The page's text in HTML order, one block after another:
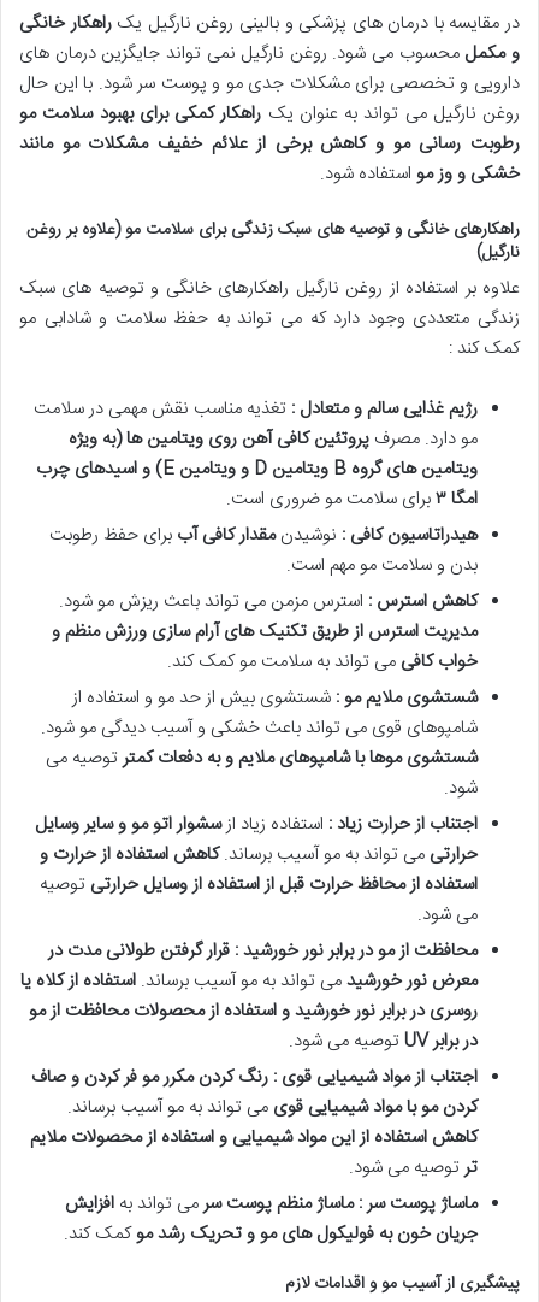
در مقایسه با درمان های پزشکی و بالینی روغن نارگیل یکراهکار خانگی
و مکمل محسوب می شود. روغن نارگیل نمی تواند جایگزین درمان های
دارویی و تخصصی برای مشکلات جدی مو و پوست سر شود. با این حال
روغن نارگیل می تواند به عنوان یک راهکار کمکی برای بهبود سلامت مو
رطوبت رسانی مو و کاهش برخی از علائم خفیف مشکلات مو مانند
خشکی و وز مو استفاده شود.
راهکارهای خانگی و توصیه های سبک زندگی برای سلامت مو (علاوه بر روغن
نارگیل)
علاوه بر استفاده از روغن نارگیل راهکارهای خانگی و توصیه های سبک
زندگی متعددی وجود دارد که می تواند به حفظ سلامت و شادابی مو
کمک کند :
رژیم غذایی سالم و متعادل : تغذیه مناسب نقش مهمی در سلامت
مو دارد. مصرف پروتئین کافی آهن روی ویتامین ها(به ویژه
ویتامین های گروه
ویتامین و ویتامین
و اسیدهای چرب
امگا۳برای سلامت مو ضروری است.
هیدراتاسیون کافی : نوشیدنمقدار کافی آب برای حفظ رطوبت
بدن و سلامت مو مهم است.
کاهش استرس : استرس مزمن می تواند باعث ریزش مو شود.
مدیریت استرس از طریق تکنیک های آرام سازی ورزش منظم و
خواب کافی می تواند به سلامت مو کمک کند.
شستشوی ملایم مو : شستشوی بیش از حد مو و استفاده از
شامپوهای قوی می تواند باعث خشکی و آسیب دیدگی مو شود.
شستشوی موها با شامپوهای ملایم و به دفعات کمتر توصیه می
شود.
اجتناب از حرارت زیاد : استفاده زیاد ازسشوار اتو مو و سایر وسایل
حرارتی می تواند به مو آسیب برساند.کاهش استفاده از حرارت و
استفاده از محافظ حرارت قبل از استفاده از وسایل حرارتی توصیه
می شود.
محافظت از مو در برابر نور خورشید : قرار گرفتن طولانی مدت در
معرض نور خورشیدمی تواند به مو آسیب برساند. استفاده از کلاه یا
روسری در برابر نور خورشید و استفاده از محصولات محافظت از مو
در برابرUV
توصیه می شود.
اجتناب از مواد شیمیایی قوی : رنگ کردن مکرر مو فر کردن و صاف
کردن مو با مواد شیمیایی قوی می تواند به مو آسیب برساند.
کاهش استفاده از این مواد شیمیایی و استفاده از محصولات ملایم
تر توصیه می شود.
ماساژ پوست سر : ماساژ منظم پوست سرمی تواند به افزایش
جریان خون به فولیکول های مو و تحریک رشد موکمک کند.
پیشگیری از آسیب مو و اقدامات لازم